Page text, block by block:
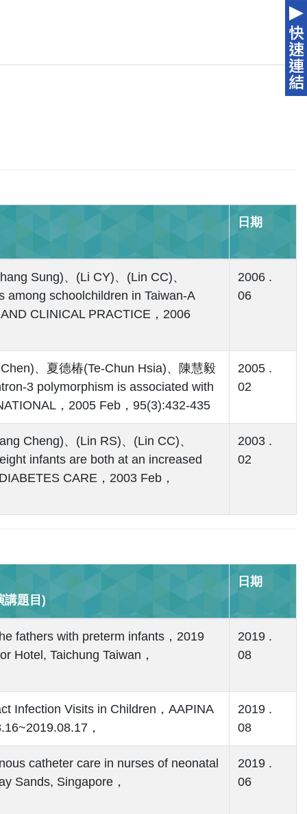
日期
Sung)、(Li CY)、(Lin CC)、
among schoolchildren in Taiwan-A
CLINICAL PRACTICE，2006
2006 .
06
、夏德椿(Te-Chun Hsia)、陳慧毅
3 polymorphism is associated with
，2005 Feb，95(3):432-435
2005 .
02
Cheng)、(Lin RS)、(Lin CC)、
infants are both at an increased
CARE，2003 Feb，
2003 .
02
講題目)
日期
fathers with preterm infants，2019
Hotel, Taichung Taiwan，
2019 .
08
Infection Visits in Children，AAPINA
，
2019 .
08
catheter care in nurses of neonatal
Sands, Singapore，
2019 .
06